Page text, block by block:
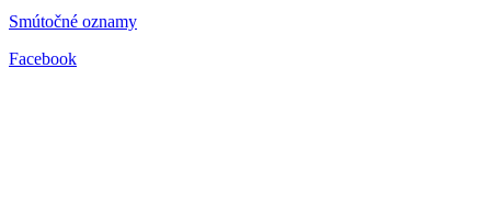
Smútočné oznamy
Facebook